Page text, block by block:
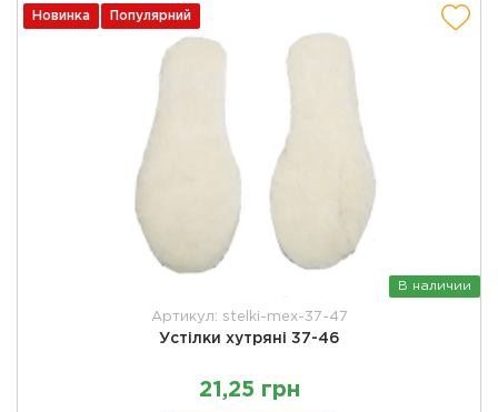
Новинка Популярний
В наличии
Артикул: stelki-mex-37-47
Устілки хутряні 37-46
21,25 грн